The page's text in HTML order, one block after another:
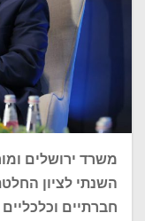
משרד ירושלים
חברתיים